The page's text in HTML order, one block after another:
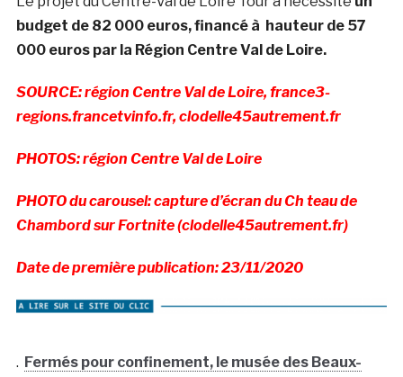
budget de 82 000 euros, financé à hauteur de 57
000 euros par la Région Centre Val de Loire.
SOURCE: région Centre Val de Loire, france3-
regions.francetvinfo.fr, clodelle45autrement.fr
PHOTOS: région Centre Val de Loire
PHOTO du carousel: capture d’écran du Ch teau de
Chambord sur Fortnite (clodelle45autrement.fr)
Date de première publication: 23/11/2020
. Fermés pour confinement, le musée des Beaux-